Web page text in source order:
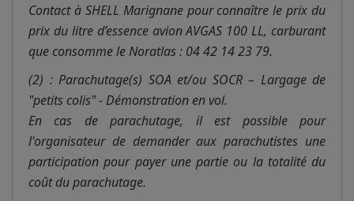
Contact à SHELL Marignane pour connaître le prix du
prix du litre d’essence avion AVGAS 100 LL, carburant
que consomme le Noratlas : 04 42 14 23 79.
(2) : Parachutage(s) SOA et/ou SOCR – Largage de
"petits colis" - Démonstration en vol.
En cas de parachutage, il est possible pour
l'organisateur de demander aux parachutistes une
participation pour payer une partie ou la totalité du
coût du parachutage.